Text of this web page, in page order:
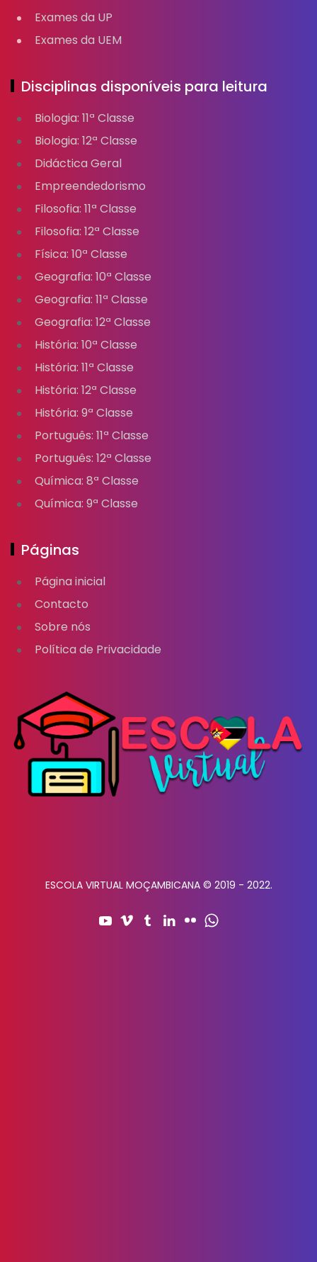
Exames da UP
Exames da UEM
Disciplinas disponíveis para leitura
Biologia: 11ª Classe
Biologia: 12ª Classe
Didáctica Geral
Empreendedorismo
Filosofia: 11ª Classe
Filosofia: 12ª Classe
Física: 10ª Classe
Geografia: 10ª Classe
Geografia: 11ª Classe
Geografia: 12ª Classe
História: 10ª Classe
História: 11ª Classe
História: 12ª Classe
História: 9ª Classe
Português: 11ª Classe
Português: 12ª Classe
Química: 8ª Classe
Química: 9ª Classe
Páginas
Página inicial
Contacto
Sobre nós
Política de Privacidade
ESCOLA VIRTUAL MOÇAMBICANA © 2019 - 2022.